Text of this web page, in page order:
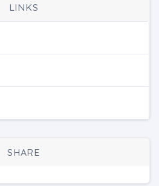
LINKS
SHARE